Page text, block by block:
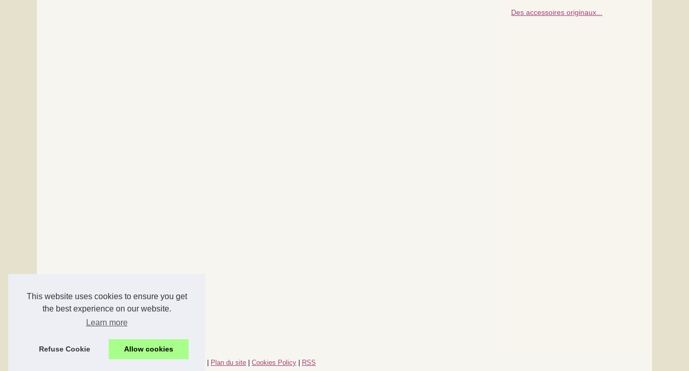
This website uses cookies to ensure you get
the best experience on our website.
Learn more
Refuse Cookie Allow cookies
Des accessoires originaux...
Plan du site Cookies Policy
RSS